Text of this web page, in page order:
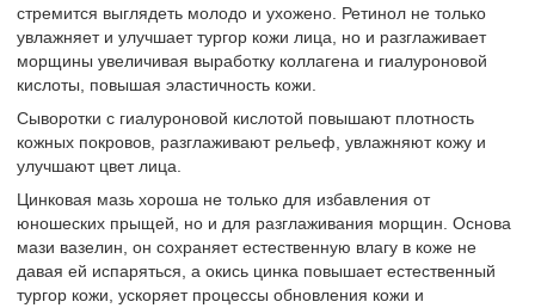
стремится выглядеть молодо и ухожено. Ретинол не только
увлажняет и улучшает тургор кожи лица, но и разглаживает
морщины увеличивая выработку коллагена и гиалуроновой
кислоты, повышая эластичность кожи.
Сыворотки с гиалуроновой кислотой повышают плотность
кожных покровов, разглаживают рельеф, увлажняют кожу и
улучшают цвет лица.
Цинковая мазь хороша не только для избавления от
юношеских прыщей, но и для разглаживания морщин. Основа
мази вазелин, он сохраняет естественную влагу в коже не
давая ей испаряться, а окись цинка повышает естественный
тургор кожи, ускоряет процессы обновления кожи и